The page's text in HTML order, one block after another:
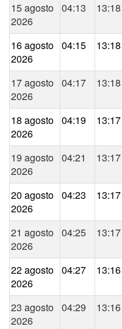
15 agosto
2026
04:13 13:18
16 agosto
2026
04:15 13:18
17 agosto
2026
04:17 13:18
18 agosto
2026
04:19 13:17
19 agosto
2026
04:21 13:17
20 agosto
2026
04:23 13:17
21 agosto
2026
04:25 13:17
22 agosto
2026
04:27 13:16
23 agosto
2026
04:29 13:16